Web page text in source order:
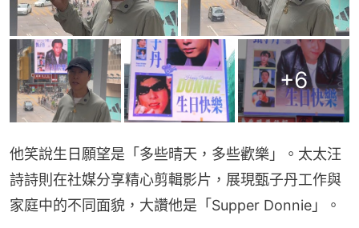
+6
他笑說生日願望是「多些晴天，多些歡樂」。太太汪
詩詩則在社媒分享精心剪輯影片，展現甄子丹工作與
家庭中的不同面貌，大讚他是「Supper Donnie」。